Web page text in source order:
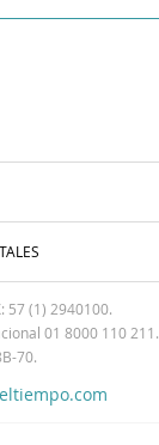
57 (1) 2940100.
01 8000 110 211.
70.